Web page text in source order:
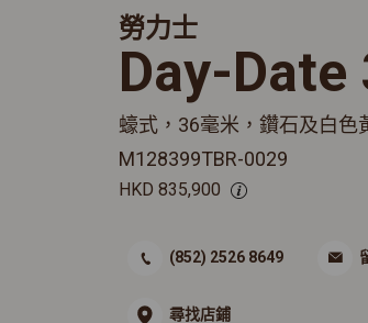
勞力士
Day-Date
蠔式，36毫米，鑽石及白色
M128399TBR-0029
HKD 835,900
(852) 2526 8649
尋找店鋪